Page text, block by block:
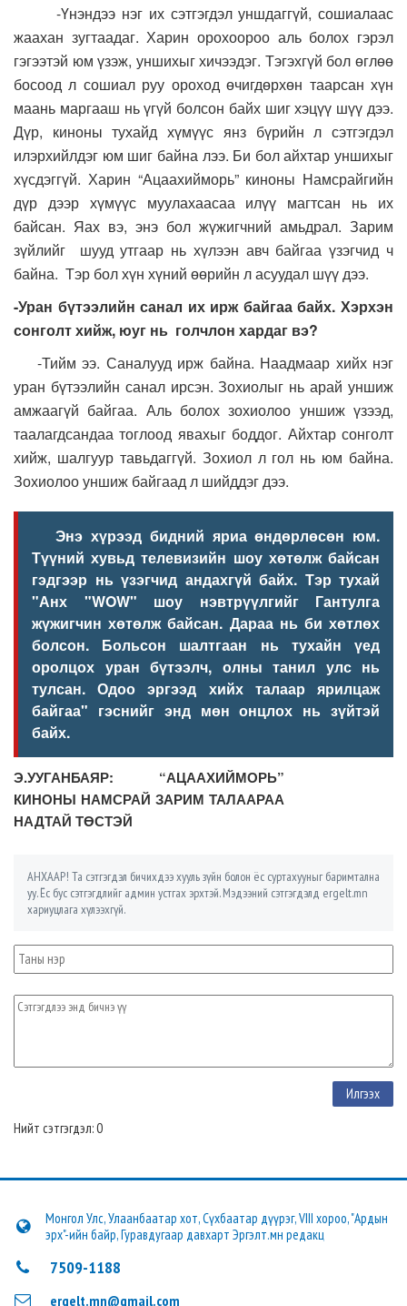
-Үнэндээ нэг их сэтгэгдэл уншдаггүй, сошиалаас
жаахан зугтаадаг. Харин орохоороо аль болох гэрэл
гэгээтэй юм үзэж, уншихыг хичээдэг. Тэгэхгүй бол өглөө
босоод л сошиал руу ороход өчигдөрхөн таарсан хүн
маань маргааш нь үгүй болсон байх шиг хэцүү шүү дээ.
Дүр, киноны тухайд хүмүүс янз бүрийн л сэтгэгдэл
илэрхийлдэг юм шиг байна лээ. Би бол айхтар уншихыг
хүсдэггүй. Харин “Ацаахийморь” киноны Намсрайгийн
дүр дээр хүмүүс муулахаасаа илүү магтсан нь их
байсан. Яах вэ, энэ бол жүжигчний амьдрал. Зарим
зүйлийг шууд утгаар нь хүлээн авч байгаа үзэгчид ч
байна. Тэр бол хүн хүний өөрийн л асуудал шүү дээ.
-Уран бүтээлийн санал их ирж байгаа байх. Хэрхэн
сонголт хийж, юуг нь голчлон хардаг вэ?
-Тийм ээ. Саналууд ирж байна. Наадмаар хийх нэг
уран бүтээлийн санал ирсэн. Зохиолыг нь арай уншиж
амжаагүй байгаа. Аль болох зохиолоо уншиж үзээд,
таалагдсандаа тоглоод явахыг боддог. Айхтар сонголт
хийж, шалгуур тавьдаггүй. Зохиол л гол нь юм байна.
Зохиолоо уншиж байгаад л шийддэг дээ.
Энэ хүрээд бидний яриа өндөрлөсөн юм.
Түүний хувьд телевизийн шоу хөтөлж байсан
гэдгээр нь үзэгчид андахгүй байх. Тэр тухай
"Анх "WOW" шоу нэвтрүүлгийг Гантулга
жүжигчин хөтөлж байсан. Дараа нь би хөтлөх
болсон. Больсон шалтгаан нь тухайн үед
оролцох уран бүтээлч, олны танил улс нь
тулсан. Одоо эргээд хийх талаар ярилцаж
байгаа" гэснийг энд мөн онцлох нь зүйтэй
байх.
Э.УУГАНБАЯР: “АЦААХИЙМОРЬ”
КИНОНЫ НАМСРАЙ ЗАРИМ ТАЛААРАА
НАДТАЙ ТӨСТЭЙ
АНХААР! Та сэтгэгдэл бичихдээ хууль зүйн болон ёс суртахууныг баримтална
уу. Ёс бус сэтгэгдлийг админ устгах эрхтэй. Мэдээний сэтгэгдэлд ergelt.mn
хариуцлага хүлээхгүй.
Нийт сэтгэгдэл: 0
Монгол Улс, Улаанбаатар хот, Сүхбаатар дүүрэг, VIII хороо, "Ардын
эрх"-ийн байр, Гуравдугаар давхарт Эргэлт.мн редакц
7509-1188
ergelt.mn@gmail.com